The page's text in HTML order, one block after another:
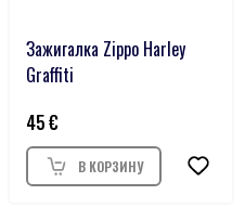
Зажигалка Zippo Harley
Graffiti
45